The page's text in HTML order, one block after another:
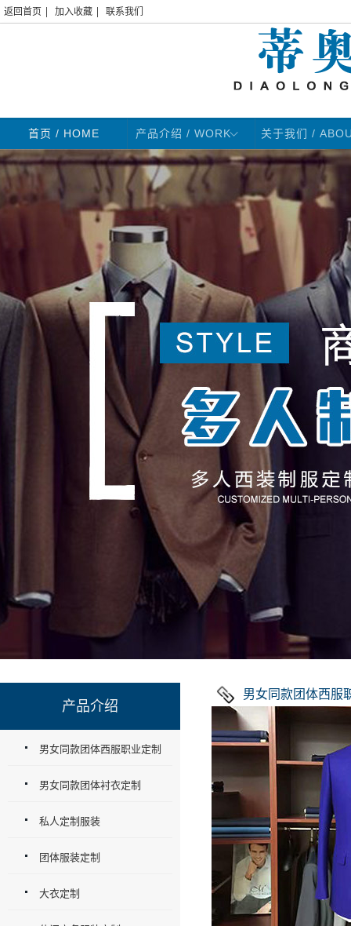
返回首页 加入收藏 联系我们
首页 / HOME 产品介绍 / WORK 关于我们 /
男女同款团体西服
产品介绍
男女同款团体西服职业定制
男女同款团体衬衣定制
私人定制服装
团体服装定制
大衣定制